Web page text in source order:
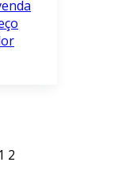
2